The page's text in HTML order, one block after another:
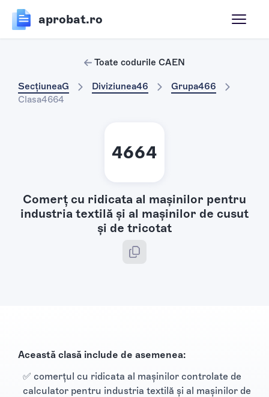
aprobat.ro
Toate codurile CAEN
SecțiuneaG Diviziunea46 Grupa466
Clasa4664
4664
Comerţ cu ridicata al maşinilor pentru
industria textilă şi al maşinilor de cusut
şi de tricotat
Această clasă include de asemenea:
✅ comerţul cu ridicata al maşinilor controlate de
calculator pentru industria textilă şi al maşinilor de